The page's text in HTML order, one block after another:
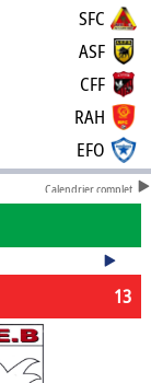
SFC
ASF
CFF
RAH
EFO
Calendrier complet
13